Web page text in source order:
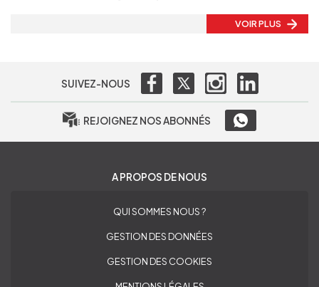
VOIR PLUS
SUIVEZ-NOUS
REJOIGNEZ NOS ABONNÉS
A PROPOS DE NOUS
QUI SOMMES NOUS ?
GESTION DES DONNÉES
GESTION DES COOKIES